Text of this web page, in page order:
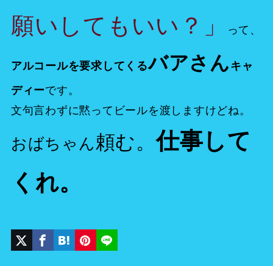
願いしてもいい？」
って、
アルコールを要求してくるバアさんキャ
ディーです。
文句言わずに黙ってビールを渡しますけどね。
おばちゃん頼む。仕事して
くれ。